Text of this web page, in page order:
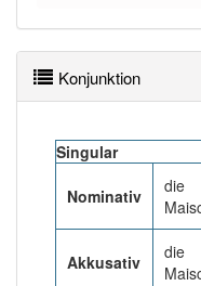
99% unserer
korrekt erraten.
Konjunktion
Singular
Nominativ
die
Akkusativ
die